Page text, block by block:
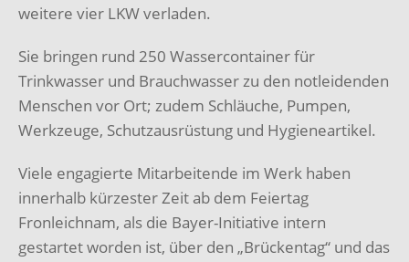
weitere vier LKW verladen.
Sie bringen rund 250 Wassercontainer für
Trinkwasser und Brauchwasser zu den notleidenden
Menschen vor Ort; zudem Schläuche, Pumpen,
Werkzeuge, Schutzausrüstung und Hygieneartikel.
Viele engagierte Mitarbeitende im Werk haben
innerhalb kürzester Zeit ab dem Feiertag
Fronleichnam, als die Bayer-Initiative intern
gestartet worden ist, über den „Brückentag“ und das